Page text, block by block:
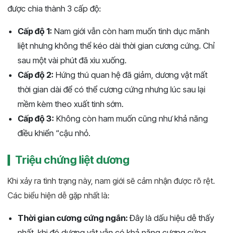
được chia thành 3 cấp độ:
Cấp độ 1: Nam giới vẫn còn ham muốn tình dục mãnh
liệt nhưng không thể kéo dài thời gian cương cứng. Chỉ
sau một vài phút đã xìu xuống.
Cấp độ 2: Hứng thú quan hệ đã giảm, dương vật mất
thời gian dài để có thể cương cứng nhưng lúc sau lại
mềm kèm theo xuất tinh sớm.
Cấp độ 3: Không còn ham muốn cũng như khả năng
điều khiển “cậu nhỏ.
Triệu chứng liệt dương
Khi xảy ra tình trạng này, nam giới sẽ cảm nhận được rõ rệt.
Các biểu hiện dễ gặp nhất là:
Thời gian cương cứng ngắn:Đây là dấu hiệu dễ thấy